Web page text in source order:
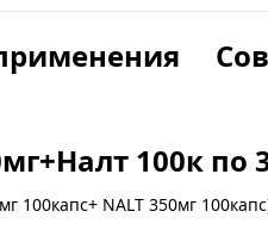
100к по
100капс+ NALT 350мг